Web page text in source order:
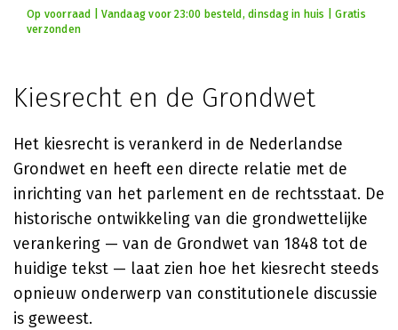
Op voorraad | Vandaag voor 23:00 besteld, dinsdag in huis | Gratis
verzonden
Kiesrecht en de Grondwet
Het kiesrecht is verankerd in de Nederlandse
Grondwet en heeft een directe relatie met de
inrichting van het parlement en de rechtsstaat. De
historische ontwikkeling van die grondwettelijke
verankering — van de Grondwet van 1848 tot de
huidige tekst — laat zien hoe het kiesrecht steeds
opnieuw onderwerp van constitutionele discussie
is geweest.